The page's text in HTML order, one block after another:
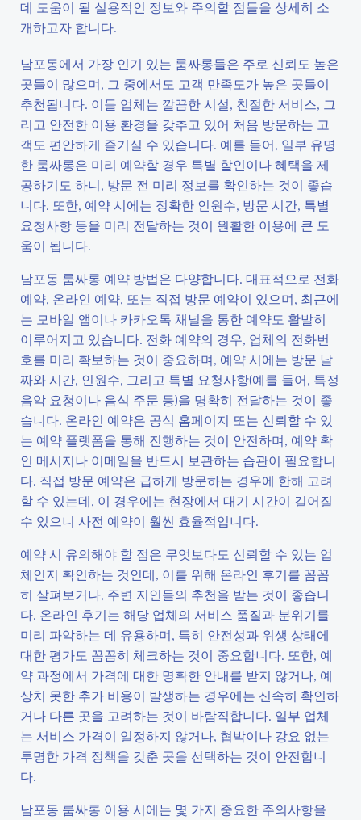
데 도움이 될 실용적인 정보와 주의할 점들을 상세히 소
개하고자 합니다.
남포동에서 가장 인기 있는 룸싸롱들은 주로 신뢰도 높은
곳들이 많으며, 그 중에서도 고객 만족도가 높은 곳들이
추천됩니다. 이들 업체는 깔끔한 시설, 친절한 서비스, 그
리고 안전한 이용 환경을 갖추고 있어 처음 방문하는 고
객도 편안하게 즐기실 수 있습니다. 예를 들어, 일부 유명
한 룸싸롱은 미리 예약할 경우 특별 할인이나 혜택을 제
공하기도 하니, 방문 전 미리 정보를 확인하는 것이 좋습
니다. 또한, 예약 시에는 정확한 인원수, 방문 시간, 특별
요청사항 등을 미리 전달하는 것이 원활한 이용에 큰 도
움이 됩니다.
남포동 룸싸롱 예약 방법은 다양합니다. 대표적으로 전화
예약, 온라인 예약, 또는 직접 방문 예약이 있으며, 최근에
는 모바일 앱이나 카카오톡 채널을 통한 예약도 활발히
이루어지고 있습니다. 전화 예약의 경우, 업체의 전화번
호를 미리 확보하는 것이 중요하며, 예약 시에는 방문 날
짜와 시간, 인원수, 그리고 특별 요청사항(예를 들어, 특정
음악 요청이나 음식 주문 등)을 명확히 전달하는 것이 좋
습니다. 온라인 예약은 공식 홈페이지 또는 신뢰할 수 있
는 예약 플랫폼을 통해 진행하는 것이 안전하며, 예약 확
인 메시지나 이메일을 반드시 보관하는 습관이 필요합니
다. 직접 방문 예약은 급하게 방문하는 경우에 한해 고려
할 수 있는데, 이 경우에는 현장에서 대기 시간이 길어질
수 있으니 사전 예약이 훨씬 효율적입니다.
예약 시 유의해야 할 점은 무엇보다도 신뢰할 수 있는 업
체인지 확인하는 것인데, 이를 위해 온라인 후기를 꼼꼼
히 살펴보거나, 주변 지인들의 추천을 받는 것이 좋습니
다. 온라인 후기는 해당 업체의 서비스 품질과 분위기를
미리 파악하는 데 유용하며, 특히 안전성과 위생 상태에
대한 평가도 꼼꼼히 체크하는 것이 중요합니다. 또한, 예
약 과정에서 가격에 대한 명확한 안내를 받지 않거나, 예
상치 못한 추가 비용이 발생하는 경우에는 신속히 확인하
거나 다른 곳을 고려하는 것이 바람직합니다. 일부 업체
는 서비스 가격이 일정하지 않거나, 협박이나 강요 없는
투명한 가격 정책을 갖춘 곳을 선택하는 것이 안전합니
다.
남포동 룸싸롱 이용 시에는 몇 가지 중요한 주의사항을